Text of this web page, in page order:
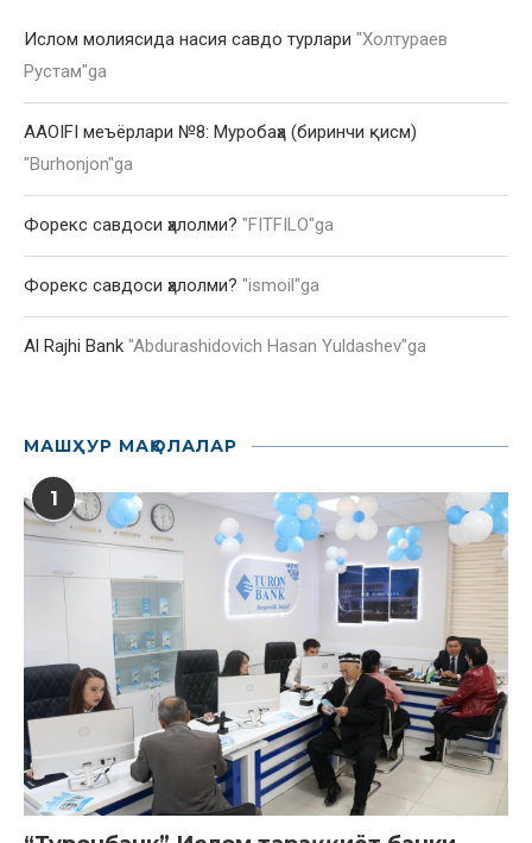
Ислом молиясида насия савдо турлари "Холтураев
Рустам"ga
AAOIFI меъёрлари №8: Муробаҳа (биринчи қисм)
"Burhonjon"ga
Форекс савдоси ҳалолми? "FITFILO"ga
Форекс савдоси ҳалолми? "ismoil"ga
Al Rajhi Bank "Abdurashidovich Hasan Yuldashev"ga
МАШҲУР МАҚОЛАЛАР
1